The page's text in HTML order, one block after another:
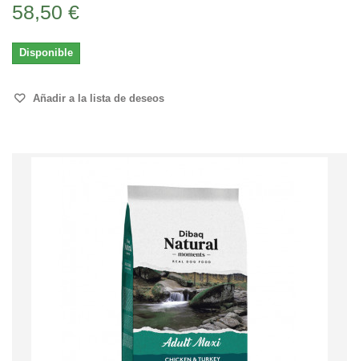
58,50 €
Disponible
Añadir a la lista de deseos